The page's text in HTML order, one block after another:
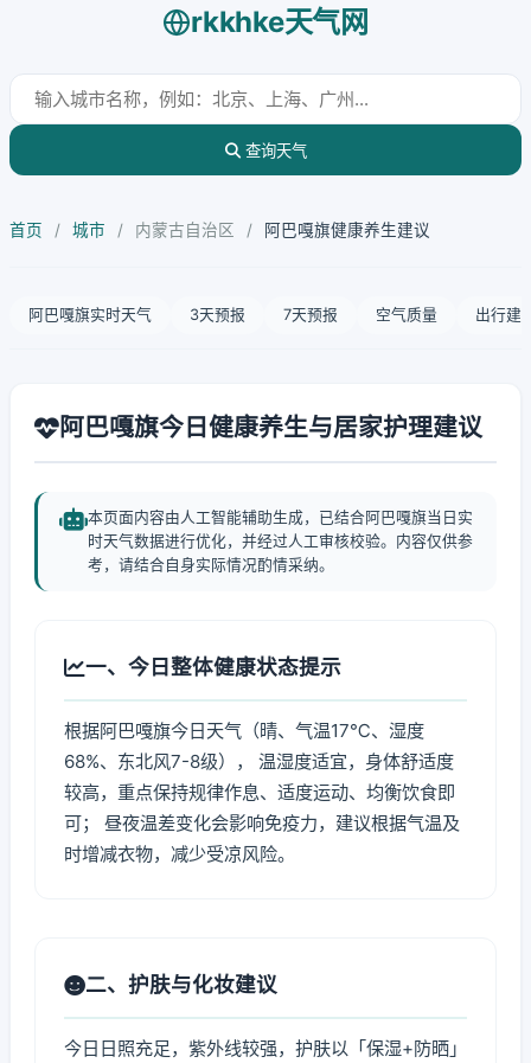
rkkhke天气网
查询天气
首页 / 城市 / 内蒙古自治区 / 阿巴嘎旗健康养生建议
阿巴嘎旗实时天气 3天预报 7天预报 空气质量 出行建
阿巴嘎旗今日健康养生与居家护理建议
本页面内容由人工智能辅助生成，已结合阿巴嘎旗当日实
时天气数据进行优化，并经过人工审核校验。内容仅供参
考，请结合自身实际情况酌情采纳。
一、今日整体健康状态提示
根据阿巴嘎旗今日天气（晴、气温17℃、湿度
68%、东北风7-8级）， 温湿度适宜，身体舒适度
较高，重点保持规律作息、适度运动、均衡饮食即
可； 昼夜温差变化会影响免疫力，建议根据气温及
时增减衣物，减少受凉风险。
二、护肤与化妆建议
今日日照充足，紫外线较强，护肤以「保湿+防晒」